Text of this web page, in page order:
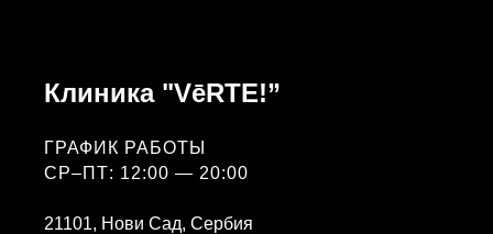
Клиника "VēRTE!”
ГРАФИК РАБОТЫ
СР–ПТ: 12:00 — 20:00
21101, Нови Сад, Сербия